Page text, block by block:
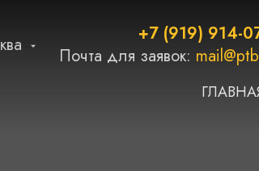
+7 (919) 914-
Почта для заявок: